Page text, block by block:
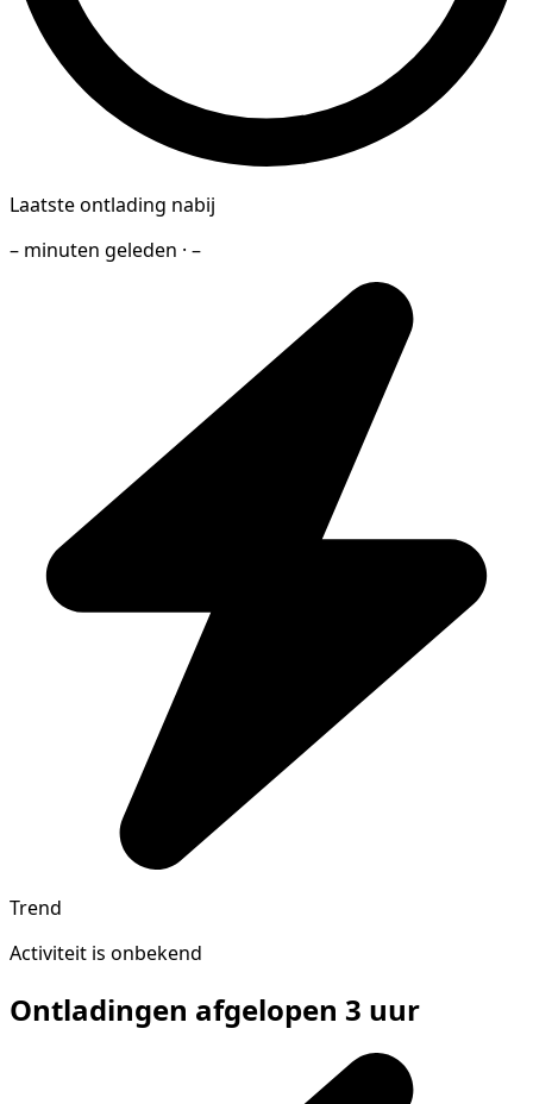
Laatste ontlading nabij
– minuten geleden · –
Trend
Activiteit is onbekend
Ontladingen afgelopen 3 uur